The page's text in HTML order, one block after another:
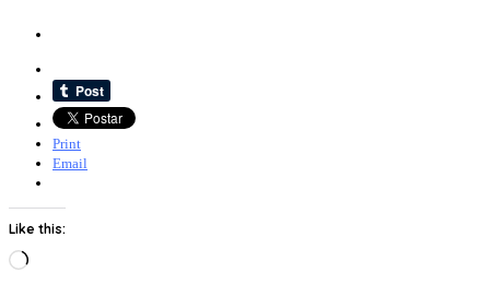
Print
Email
Like this:
Loading…